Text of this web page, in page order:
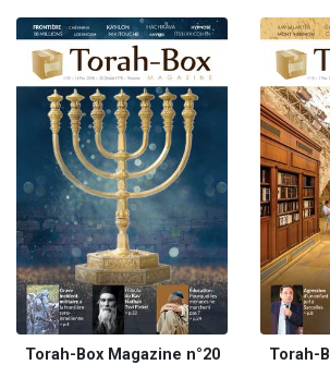
Torah-Box Magazine n°20
Torah-